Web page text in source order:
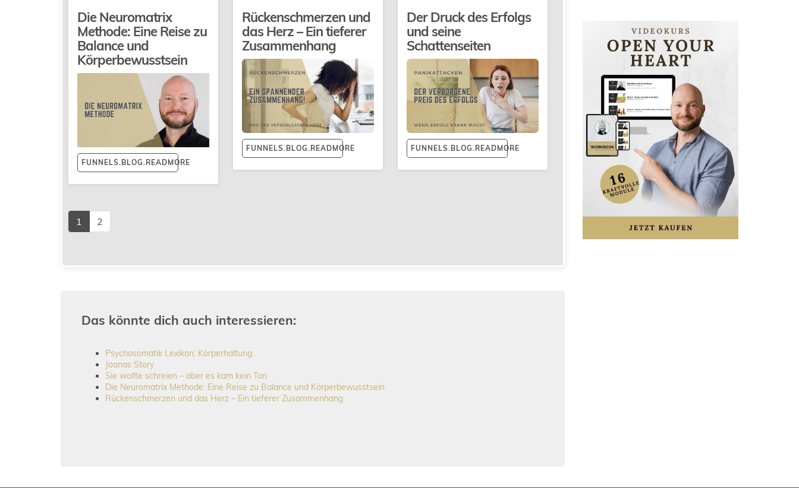
Die Neuromatrix
Methode: Eine Reise zu
Balance und
Körperbewusstsein
FUNNELS.BLOG.READMORE
Rückenschmerzen und
das Herz – Ein tieferer
Zusammenhang
FUNNELS.BLOG.READMORE
Der Druck des Erfolgs
und seine
Schattenseiten
FUNNELS.BLOG.READMORE
1 2
Das könnte dich auch interessieren:
Psychosomatik Lexikon: Körperhaltung
Joanas Story
Sie wollte schreien – aber es kam kein Ton
Die Neuromatrix Methode: Eine Reise zu Balance und Körperbewusstsein
Rückenschmerzen und das Herz – Ein tieferer Zusammenhang